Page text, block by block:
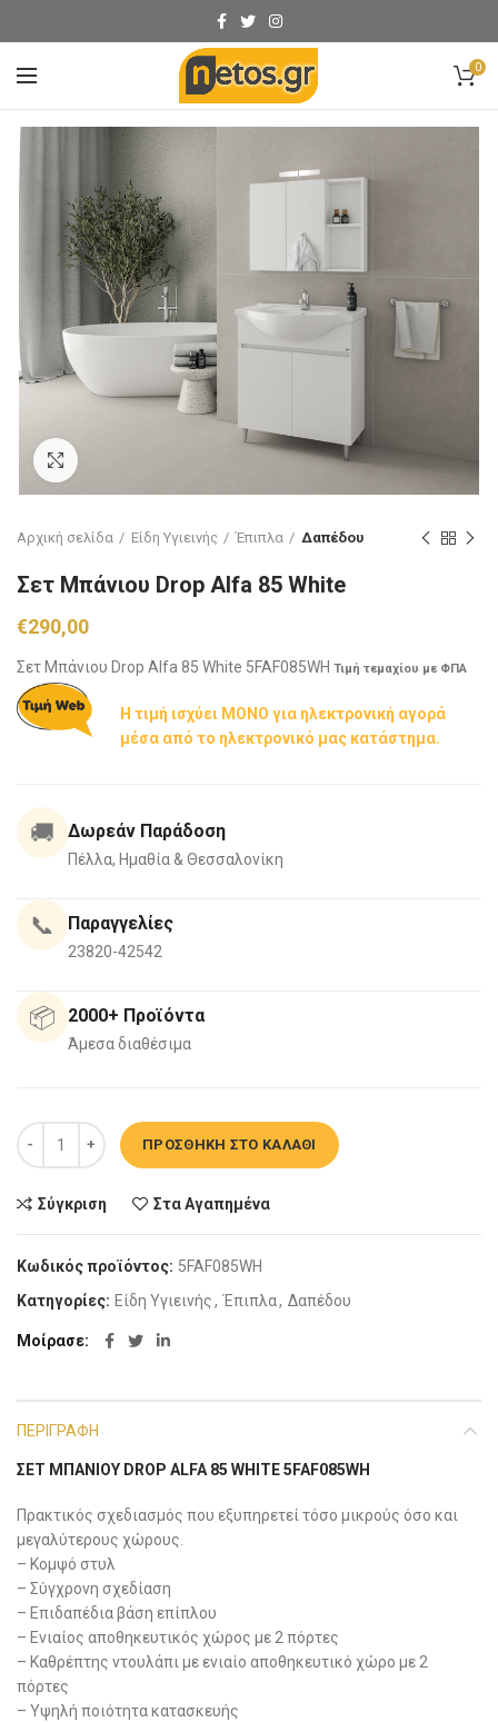
0
Αρχική σελίδα Είδη Υγιεινής Έπιπλα Δαπέδου
Σετ Μπάνιου Drop Αlfa 85 White
€290,00
Σετ Μπάνιου Drop Alfa 85 White 5FAF085WH Τιμή τεμαχίου με ΦΠΑ
Η τιμή ισχύει ΜΟΝΟ για ηλεκτρονική αγορά
μέσα από το ηλεκτρονικό μας κατάστημα.
🚚 Δωρεάν Παράδοση
Πέλλα, Ημαθία & Θεσσαλονίκη
📞 Παραγγελίες
23820-42542
📦 2000+ Προϊόντα
Άμεσα διαθέσιμα
Σετ Μπάνιου Drop Αlfa 85 White ποσότητα
ΠΡΟΣΘΉΚΗ ΣΤΟ ΚΑΛΆΘΙ
Σύγκριση Στα Αγαπημένα
Κωδικός προϊόντος: 5FAF085WH
Κατηγορίες: Είδη Υγιεινής, Έπιπλα, Δαπέδου
Μοίρασε
ΠΕΡΙΓΡΑΦΉ
ΣΕΤ ΜΠΆΝΙΟΥ DROP ALFA 85 WHITE 5FAF085WH
Πρακτικός σχεδιασμός που εξυπηρετεί τόσο μικρούς όσο και
μεγαλύτερους χώρους.
– Κομψό στυλ
– Σύγχρονη σχεδίαση
– Επιδαπέδια βάση επίπλου
– Ενιαίος αποθηκευτικός χώρος με 2 πόρτες
– Καθρέπτης ντουλάπι με ενιαίο αποθηκευτικό χώρο με 2
πόρτες
– Υψηλή ποιότητα κατασκευής